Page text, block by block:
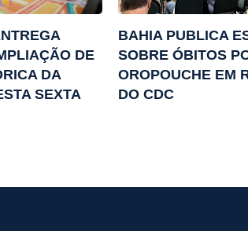
DE
DA
SEXTA
BAHIA PUBLICA
SOBRE ÓBITOS
OROPOUCHE EM
DO CDC